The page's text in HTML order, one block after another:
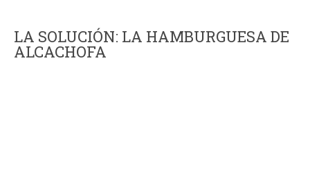
LA SOLUCIÓN: LA HAMBURGUESA DE
ALCACHOFA